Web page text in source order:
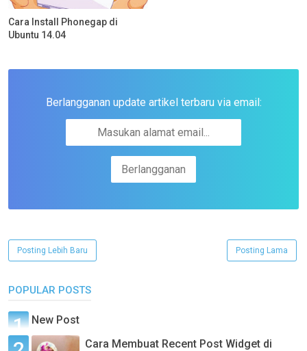
Cara Install Phonegap di
Ubuntu 14.04
Berlangganan update artikel terbaru via email:
Posting Lebih Baru Posting Lama
POPULAR POSTS
New Post
Cara Membuat Recent Post Widget di